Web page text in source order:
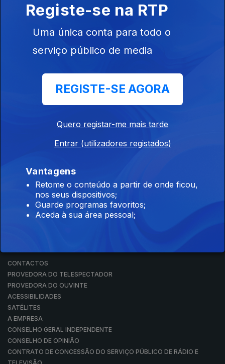
RTP PLAY
EM DIRETO
REVER PROGRAMAS
CONCURSOS
CONTACTOS
PROVEDORA DO TELESPECTADOR
PROVEDORA DO OUVINTE
ACESSIBILIDADES
SATÉLITES
A EMPRESA
CONSELHO GERAL INDEPENDENTE
CONSELHO DE OPINIÃO
CONTRATO DE CONCESSÃO DO SERVIÇO PÚBLICO DE RÁDIO E
Registe-se na RTP
Uma única conta para todo o
serviço público de media
REGISTE-SE AGORA
Quero registar-me mais tarde
Entrar (utilizadores registados)
Vantagens
Retome o conteúdo a partir de onde ficou,
nos seus dispositivos;
Guarde programas favoritos;
Aceda à sua área pessoal;